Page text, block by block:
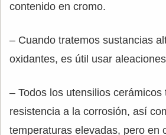
contenido en cromo.
– Cuando tratemos sustancias
oxidantes, es útil usar
– Todos los utensilios cerámicos
resistencia a la corrosión, así
temperaturas elevadas, pero en